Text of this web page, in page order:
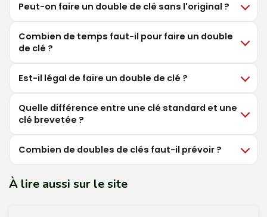
Peut-on faire un double de clé sans l'original ?
Combien de temps faut-il pour faire un double
de clé ?
Est-il légal de faire un double de clé ?
Quelle différence entre une clé standard et une
clé brevetée ?
Combien de doubles de clés faut-il prévoir ?
À lire aussi sur le site